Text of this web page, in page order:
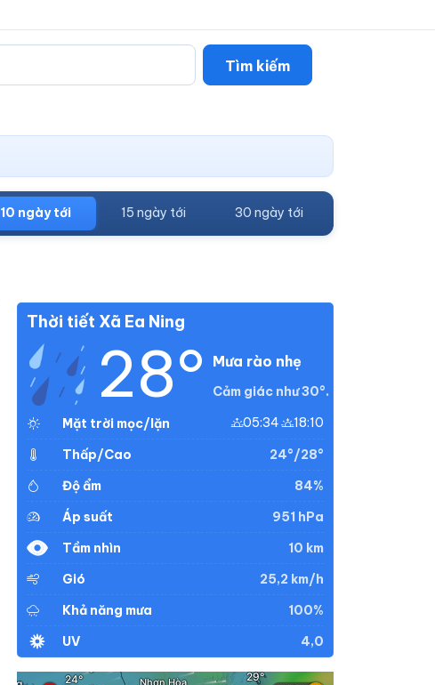
Tìm kiếm
10 ngày tới 15 ngày tới 30 ngày tới
Thời tiết Xã Ea Ning
28° Mưa rào nhẹ
Cảm giác như 30°.
Mặt trời mọc/lặn
05:34 18:10
Thấp/Cao
24°/28°
Độ ẩm
84%
Áp suất
951 hPa
Tầm nhìn
10 km
Gió
25,2 km/h
Khả năng mưa
100%
UV
4,0